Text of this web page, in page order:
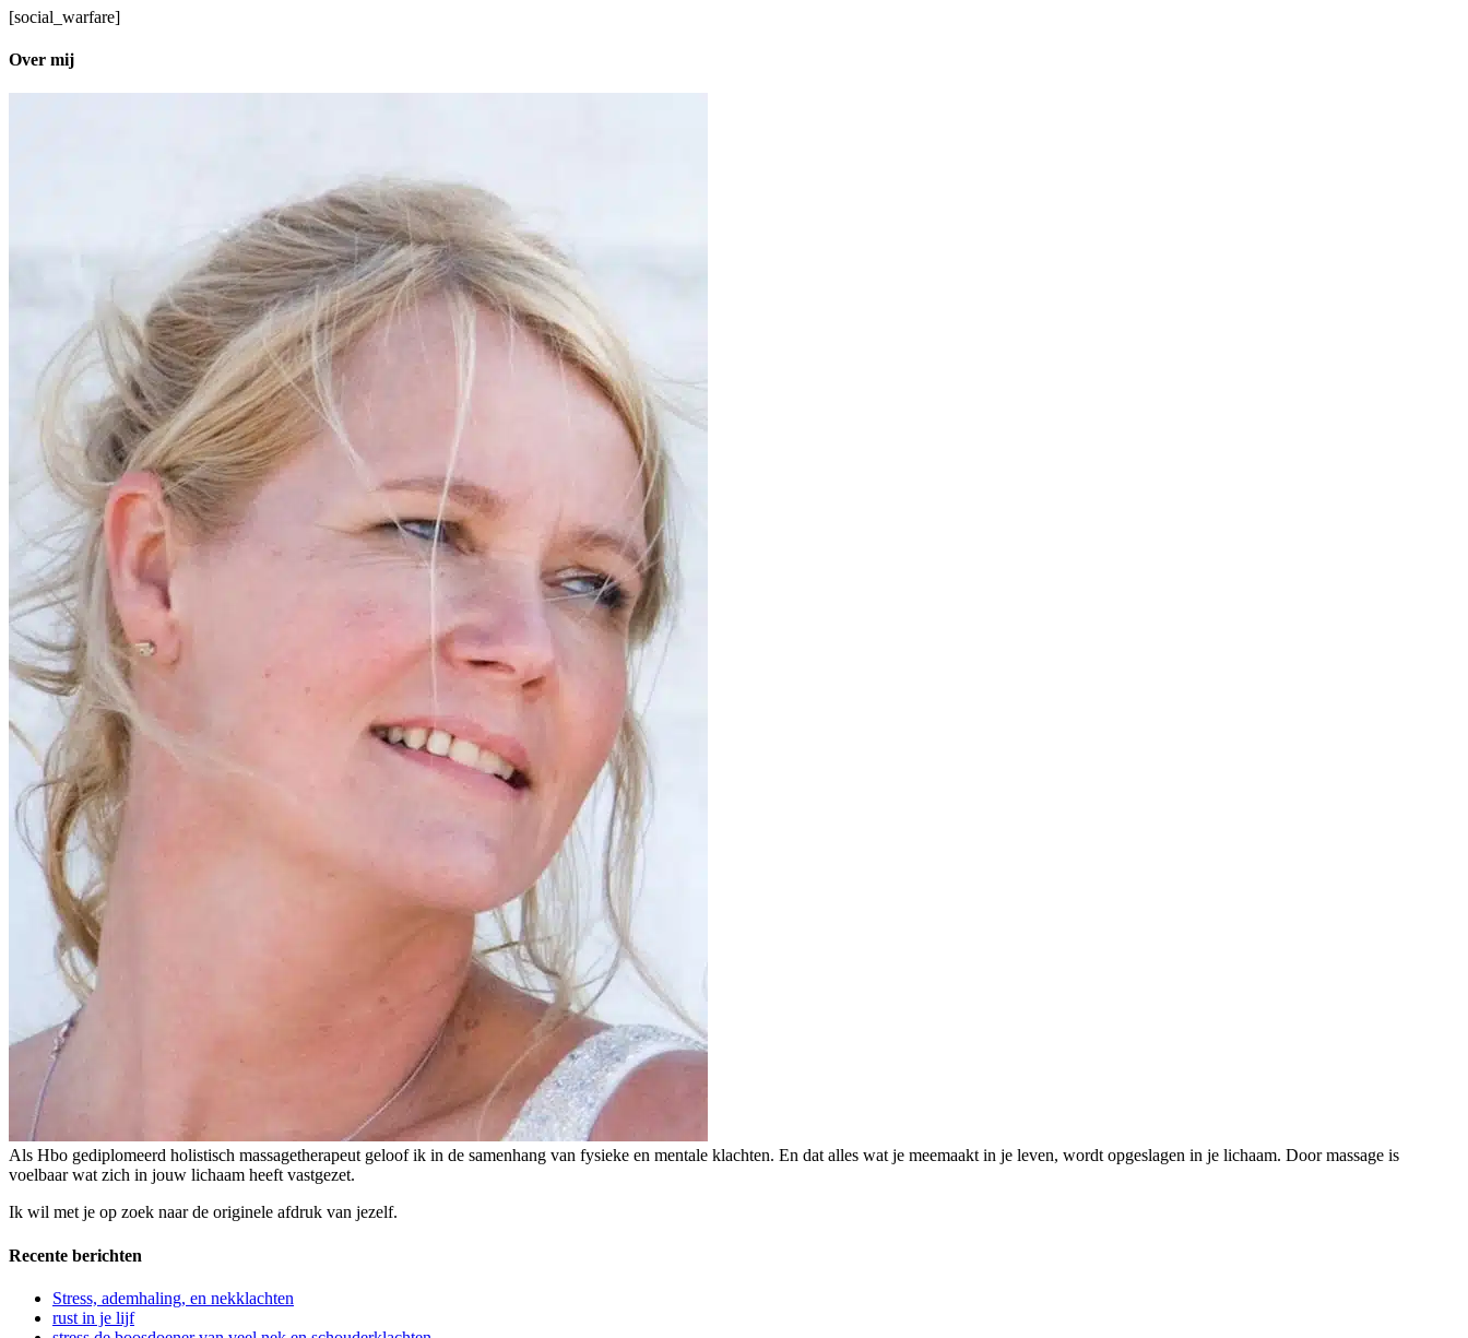
[social_warfare]
Over mij
Als Hbo gediplomeerd holistisch massagetherapeut geloof ik in de samenhang van fysieke en mentale klachten. En dat alles wat je meemaakt in je leven, wordt opgeslagen in je lichaam. Door massage is
voelbaar wat zich in jouw lichaam heeft vastgezet.
Ik wil met je op zoek naar de originele afdruk van jezelf.
Recente berichten
Stress, ademhaling, en nekklachten
rust in je lijf